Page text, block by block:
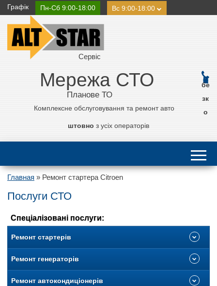
Графік Пн-Сб 9:00-18:00 Вс 9:00-18:00
Сервіс
Мережа СТО
Планове ТО
Комплексне обслуговування та ремонт авто
0 800 21 11 50
бе
зк
о
штовно з усіх операторів
Главная » Ремонт стартера Citroen
Послуги СТО
Спеціалізовані послуги:
Ремонт стартерів
Ремонт генераторів
Ремонт автокондиціонерів